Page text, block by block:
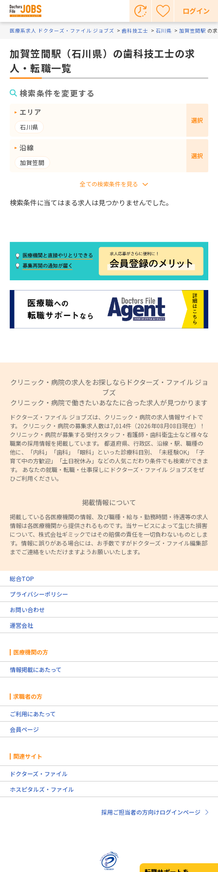
ログイン
医療系求人 ドクターズ・ファイル ジョブズ 歯科技工士 石川県 加賀笠間駅 の
加賀笠間駅（石川県）の歯科技工士の求
人・転職一覧
検索条件を変更する
エリア
石川県
選択
沿線
加賀笠間
選択
検索条件に当てはまる求人は見つかりませんでした。
クリニック・病院の求人をお探しならドクターズ・ファイル ジョ
ブズ
クリニック・病院で働きたいあなたに合った求人が見つかります
ドクターズ・ファイル ジョブズは、クリニック・病院の求人情報サイトで
す。 クリニック・病院の募集求人数は7,014件（2026年08月08日現在）！
クリニック・病院が募集する受付スタッフ・看護師・歯科衛生士など様々な
職業の採用情報を掲載しています。 都道府県、行政区、沿線・駅、職種の
他に、「内科」「歯科」「眼科」といった診療科目別、「未経験OK」「子
育て中の方歓迎」「土日祝休み」などの人気こだわり条件でも検索ができま
す。 あなたの就職・転職・仕事探しにドクターズ・ファイル ジョブズをぜ
ひご利用ください。
掲載情報について
掲載している各医療機関の情報、及び職種・給与・勤務時間・待遇等の求人
情報は各医療機関から提供されるものです。当サービスによって生じた損害
について、株式会社ギミックではその賠償の責任を一切負わないものとしま
す。情報に誤りがある場合には、お手数ですがドクターズ・ファイル編集部
までご連絡をいただけますようお願いいたします。
総合TOP
プライバシーポリシー
お問い合わせ
運営会社
医療機関の方
情報掲載にあたって
求職者の方
ご利用にあたって
会員ページ
関連サイト
ドクターズ・ファイル
ホスピタルズ・ファイル
採用ご担当者の方向けログインページ